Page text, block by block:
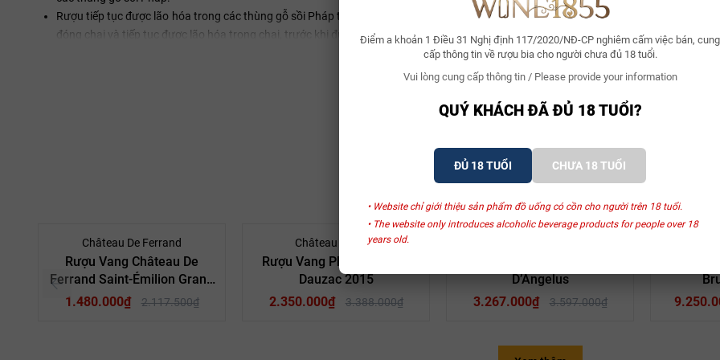
Điểm a khoản 1 Điều 31 Nghị định 117/2020/NĐ-CP nghiêm cấm việc bán, cung
cấp thông tin về rượu bia cho người chưa đủ 18 tuổi.
Vui lòng cung cấp thông tin / Please provide your information
QUÝ KHÁCH ĐÃ ĐỦ 18 TUỔI?
ĐỦ 18 TUỔI CHƯA 18 TUỔI
• Website chỉ giới thiệu sản phẩm đồ uống có cồn cho người trên 18 tuổi.
• The website only introduces alcoholic beverage products for people over 18
years old.
Rượu tiếp tục được lão hóa trong các thùng gỗ sồi Pháp từ 15 đến 18 tháng, tùy vào từng loại nho. Khi rượu đạt trạng thái hoàn hảo
đóng chai và tiếp tục được lão hóa trong chai, trước khi đưa ra thị trường.
Xem thêm
SẢN PHẨM LIÊN QUAN
Château De Ferrand
Rượu Vang Château De
Ferrand Saint-Émilion Grand
Cru 2018
1.480.000₫ 2.117.500₫
- 31%
Château Dauzac
Rượu Vang Pháp Château
Dauzac 2015
2.350.000₫
3.388.000₫
D’Angelus
3.267.000₫
3.597.000₫